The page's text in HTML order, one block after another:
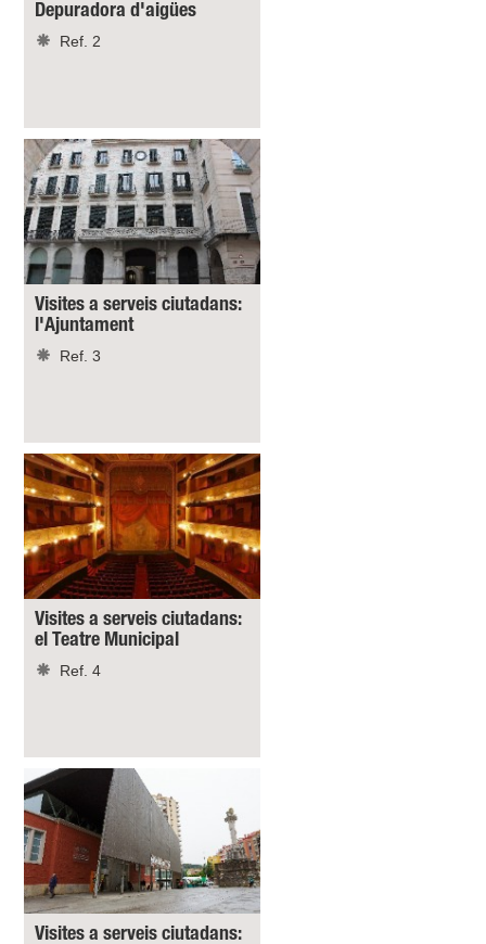
Depuradora d'aigües
Ref. 2
Visites a serveis ciutadans:
l'Ajuntament
Ref. 3
Visites a serveis ciutadans:
el Teatre Municipal
Ref. 4
Visites a serveis ciutadans: